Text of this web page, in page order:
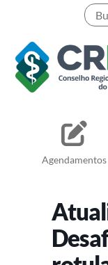
content
Agendamentos
Pesquisar